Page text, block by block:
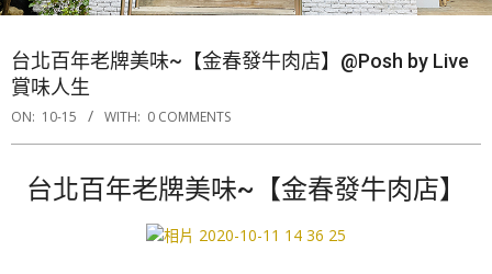
台北百年老牌美味~【金春發牛肉店】@Posh by Live
賞味人生
ON: 10-15 WITH: 0 COMMENTS
台北百年老牌美味~【金春發牛肉店】